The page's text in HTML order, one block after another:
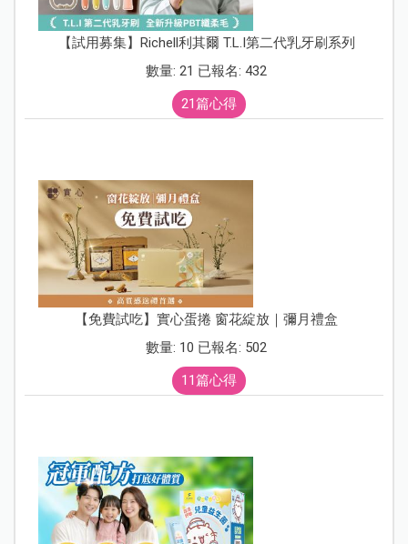
【試用募集】Richell利其爾 T.L.I第二代乳牙刷系列
數量: 21 已報名: 432
21篇心得
【免費試吃】實心蛋捲 窗花綻放｜彌月禮盒
數量: 10 已報名: 502
11篇心得